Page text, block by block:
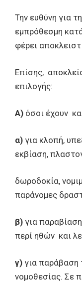
Την ευθύνη για
εμπρόθεσμη
φέρει
Επίσης,
επιλογής:
Α) όσοι έχουν
α) για κλοπή,
εκβίαση,
δωροδοκία,
παράνομες
β) για
περί ηθών και
γ) για παράβαση
νομοθεσίας. Σε